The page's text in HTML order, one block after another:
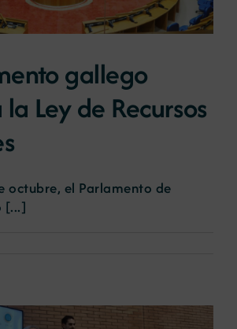
gallego
Ley de Recursos
octubre, el Parlamento de
[...]